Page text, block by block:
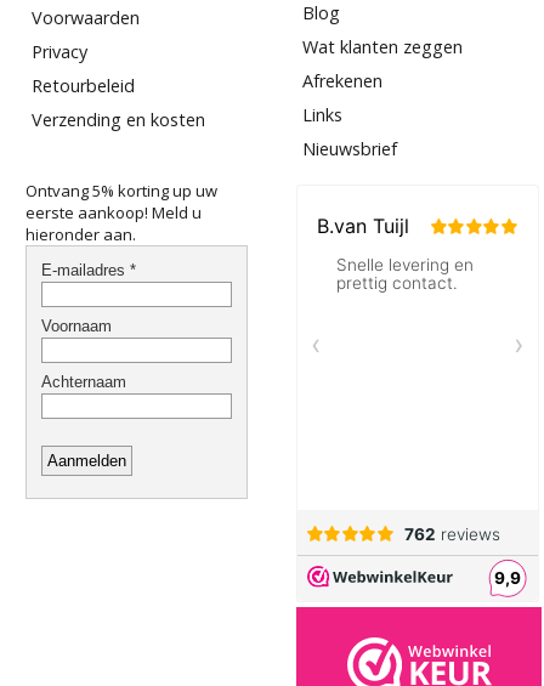
Voorwaarden
Privacy
Retourbeleid
Verzending en kosten
Blog
Wat klanten zeggen
Afrekenen
Links
Nieuwsbrief
Ontvang 5% korting up uw
eerste aankoop! Meld u
hieronder aan.